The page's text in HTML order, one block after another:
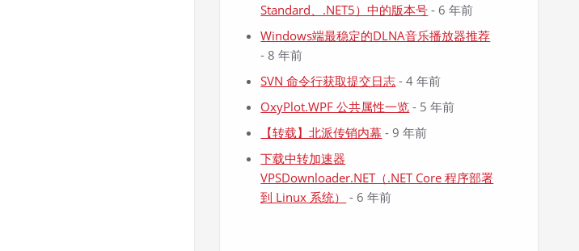
Standard、.NET5）中的版本号 - 6 年前
Windows端最稳定的DLNA音乐播放器推荐
- 8 年前
SVN 命令行获取提交日志 - 4 年前
OxyPlot.WPF 公共属性一览 - 5 年前
【转载】北派传销内幕 - 9 年前
下载中转加速器
VPSDownloader.NET（.NET Core 程序部署
到 Linux 系统）
- 6 年前